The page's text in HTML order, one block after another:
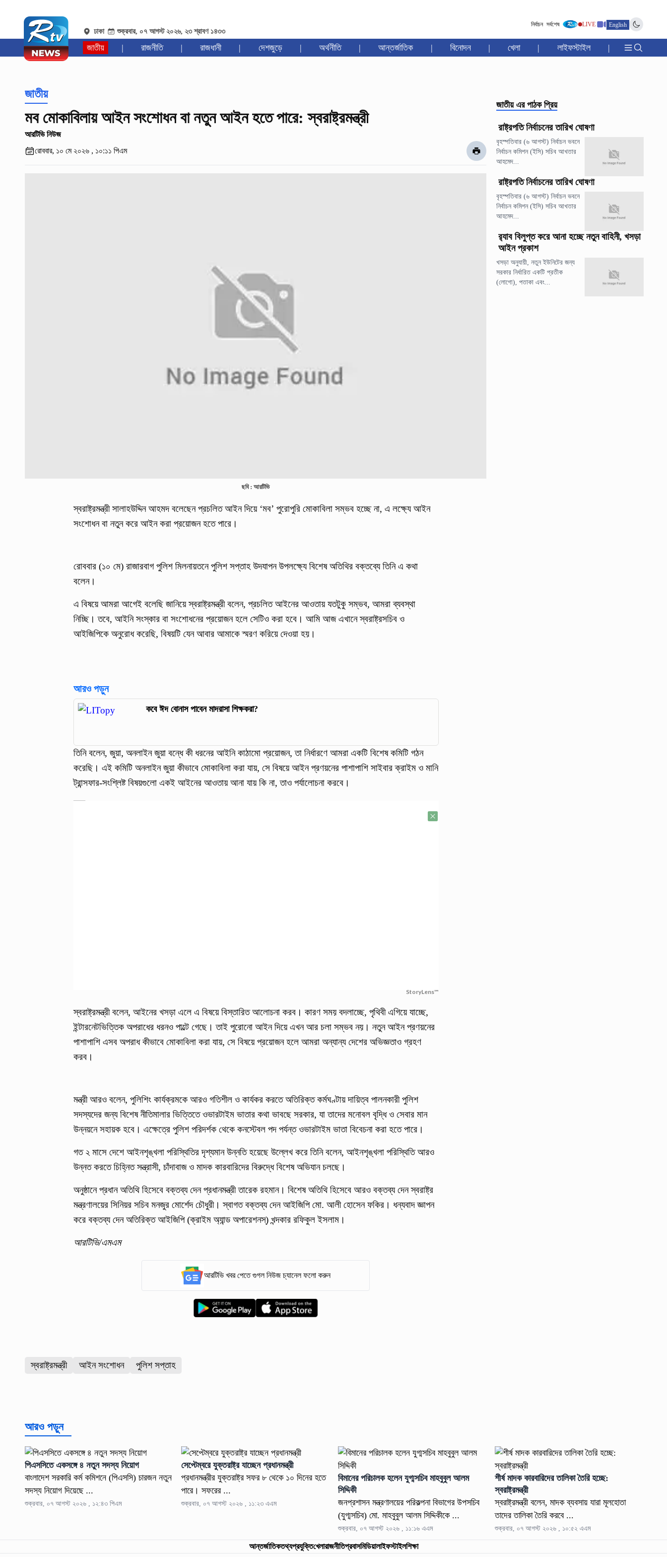
ঢাকা শুক্রবার, ০৭ আগস্ট ২০২৬, ২৩ শ্রাবণ ১৪৩৩
নির্বাচন সর্বশেষ LIVE English
জাতীয় | রাজনীতি | রাজধানী | দেশজুড়ে | অর্থনীতি | আন্তর্জাতিক | বিনোদন | খেলা | লাইফস্টাইল |
জাতীয়
মব মোকাবিলায় আইন সংশোধন বা নতুন আইন হতে পারে: স্বরাষ্ট্রমন্ত্রী
আরটিভি নিউজ
রোববার, ১০ মে ২০২৬ , ১০:১১ পিএম
ছবি : আরটিভি
স্বরাষ্ট্রমন্ত্রী সালাহউদ্দিন আহমদ বলেছেন প্রচলিত আইন দিয়ে ‘মব’ পুরোপুরি মোকাবিলা সম্ভব হচ্ছে না, এ লক্ষ্যে আইন
সংশোধন বা নতুন করে আইন করা প্রয়োজন হতে পারে।
রোববার (১০ মে) রাজারবাগ পুলিশ মিলনায়তনে পুলিশ সপ্তাহ উদযাপন উপলক্ষ্যে বিশেষ অতিথির বক্তব্যে তিনি এ কথা
বলেন।
এ বিষয়ে আমরা আগেই বলেছি জানিয়ে স্বরাষ্ট্রমন্ত্রী বলেন, প্রচলিত আইনের আওতায় যতটুকু সম্ভব, আমরা ব্যবস্থা
নিচ্ছি। তবে, আইনি সংস্কার বা সংশোধনের প্রয়োজন হলে সেটিও করা হবে। আমি আজ এখানে স্বরাষ্ট্রসচিব ও
আইজিপিকে অনুরোধ করেছি, বিষয়টি যেন আবার আমাকে স্মরণ করিয়ে দেওয়া হয়।
আরও পড়ুন
কবে ঈদ বোনাস পাবেন মাদরাসা শিক্ষকরা?
তিনি বলেন, জুয়া, অনলাইন জুয়া বন্ধে কী ধরনের আইনি কাঠামো প্রয়োজন, তা নির্ধারণে আমরা একটি বিশেষ কমিটি গঠন
করেছি। এই কমিটি অনলাইন জুয়া কীভাবে মোকাবিলা করা যায়, সে বিষয়ে আইন প্রণয়নের পাশাপাশি সাইবার ক্রাইম ও মানি
ট্রান্সফার-সংশ্লিষ্ট বিষয়গুলো একই আইনের আওতায় আনা যায় কি না, তাও পর্যালোচনা করবে।
StoryLens™
স্বরাষ্ট্রমন্ত্রী বলেন, আইনের খসড়া এলে এ বিষয়ে বিস্তারিত আলোচনা করব। কারণ সময় বদলাচ্ছে, পৃথিবী এগিয়ে যাচ্ছে,
ইন্টারনেটভিত্তিক অপরাধের ধরনও পাল্টে গেছে। তাই পুরোনো আইন দিয়ে এখন আর চলা সম্ভব নয়। নতুন আইন প্রণয়নের
পাশাপাশি এসব অপরাধ কীভাবে মোকাবিলা করা যায়, সে বিষয়ে প্রয়োজন হলে আমরা অন্যান্য দেশের অভিজ্ঞতাও গ্রহণ
করব।
মন্ত্রী আরও বলেন, পুলিশিং কার্যক্রমকে আরও গতিশীল ও কার্যকর করতে অতিরিক্ত কর্মঘণ্টায় দায়িত্ব পালনকারী পুলিশ
সদস্যদের জন্য বিশেষ নীতিমালার ভিত্তিতে ওভারটাইম ভাতার কথা ভাবছে সরকার, যা তাদের মনোবল বৃদ্ধি ও সেবার মান
উন্নয়নে সহায়ক হবে। এক্ষেত্রে পুলিশ পরিদর্শক থেকে কনস্টেবল পদ পর্যন্ত ওভারটাইম ভাতা বিবেচনা করা হতে পারে।
গত ২ মাসে দেশে আইনশৃঙ্খলা পরিস্থিতির দৃশ্যমান উন্নতি হয়েছে উল্লেখ করে তিনি বলেন, আইনশৃঙ্খলা পরিস্থিতি আরও
উন্নত করতে চিহ্নিত সন্ত্রাসী, চাঁদাবাজ ও মাদক কারবারিদের বিরুদ্ধে বিশেষ অভিযান চলছে।
অনুষ্ঠানে প্রধান অতিথি হিসেবে বক্তব্য দেন প্রধানমন্ত্রী তারেক রহমান। বিশেষ অতিথি হিসেবে আরও বক্তব্য দেন স্বরাষ্ট্র
মন্ত্রণালয়ের সিনিয়র সচিব মনজুর মোর্শেদ চৌধুরী। স্বাগত বক্তব্য দেন আইজিপি মো. আলী হোসেন ফকির। ধন্যবাদ জ্ঞাপন
করে বক্তব্য দেন অতিরিক্ত আইজিপি (ক্রাইম অ্যান্ড অপারেশনস্) খন্দকার রফিকুল ইসলাম।
আরটিভি/এমএম
আরটিভি খবর পেতে গুগল নিউজ চ্যানেল ফলো করুন
স্বরাষ্ট্রমন্ত্রী আইন সংশোধন পুলিশ সপ্তাহ
জাতীয় এর পাঠক প্রিয়
রাষ্ট্রপতি নির্বাচনের তারিখ ঘোষণা
বৃহস্পতিবার (৬ আগস্ট) নির্বাচন ভবনে
নির্বাচন কমিশন (ইসি) সচিব আখতার
আহমেদ...
রাষ্ট্রপতি নির্বাচনের তারিখ ঘোষণা
বৃহস্পতিবার (৬ আগস্ট) নির্বাচন ভবনে
নির্বাচন কমিশন (ইসি) সচিব আখতার
আহমেদ...
র‍্যাব বিলুপ্ত করে আনা হচ্ছে নতুন বাহিনী, খসড়া
আইন প্রকাশ
খসড়া অনুযায়ী, নতুন ইউনিটের জন্য
সরকার নির্ধারিত একটি প্রতীক
(লোগো), পতাকা এবং...
আরও পড়ুন
পিএসসিতে একসঙ্গে ৪ নতুন সদস্য নিয়োগ
বাংলাদেশ সরকারি কর্ম কমিশনে (পিএসসি) চারজন নতুন
সদস্য নিয়োগ দিয়েছে ...
শুক্রবার, ০৭ আগস্ট ২০২৬ , ১২:৪৩ পিএম
সেপ্টেম্বরে যুক্তরাষ্ট্র যাচ্ছেন প্রধানমন্ত্রী
প্রধানমন্ত্রীর যুক্তরাষ্ট্র সফর ৮ থেকে ১০ দিনের হতে
পারে। সফরের ...
শুক্রবার, ০৭ আগস্ট ২০২৬ , ১১:২৩ এএম
বিমানের পরিচালক হলেন যুগ্মসচিব মাহবুবুল আলম
সিদ্দিকী
জনপ্রশাসন মন্ত্রণালয়ের পরিকল্পনা বিভাগের উপসচিব
(যুগ্মসচিব) মো. মাহবুবুল আলম সিদ্দিকীকে ...
শুক্রবার, ০৭ আগস্ট ২০২৬ , ১১:১৬ এএম
শীর্ষ মাদক কারবারিদের তালিকা তৈরি হচ্ছে:
স্বরাষ্ট্রমন্ত্রী
স্বরাষ্ট্রমন্ত্রী বলেন, মাদক ব্যবসায় যারা মূলহোতা
তাদের তালিকা তৈরি করবে ...
শুক্রবার, ০৭ আগস্ট ২০২৬ , ১০:৫২ এএম
আন্তর্জাতিকতথ্যপ্রযুক্তিখেলারাজনীতিপ্রবাসমিডিয়ালাইফস্টাইলশিক্ষা